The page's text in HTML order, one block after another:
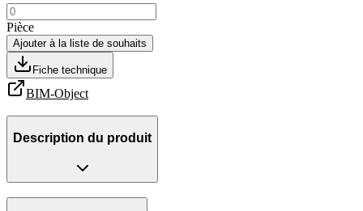
Pièce
Ajouter à la liste de souhaits
Fiche technique
BIM-Object
Description du produit